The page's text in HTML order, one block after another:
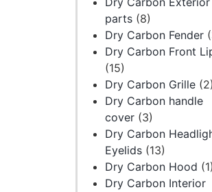
parts (8)
Dry Carbon Fender
Dry Carbon Front
(15)
Dry Carbon Grille (2)
Dry Carbon handle
cover (3)
Dry Carbon
Eyelids (13)
Dry Carbon Hood (1)
Dry Carbon Interior